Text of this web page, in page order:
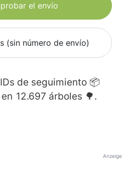
el envío
(sin número de envío)
IDs de seguimiento 📦
12.697 árboles 🌳.
Anzeige